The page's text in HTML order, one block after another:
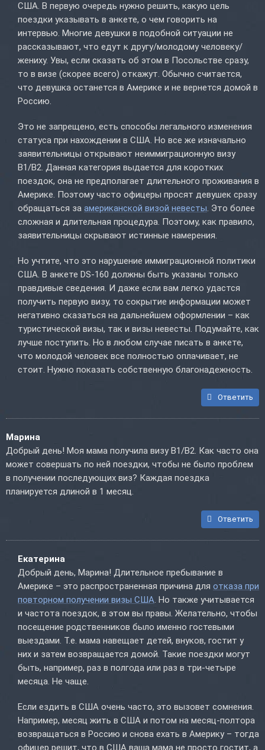
США. В первую очередь нужно решить, какую цель
поездки указывать в анкете, о чем говорить на
интервью. Многие девушки в подобной ситуации не
рассказывают, что едут к другу/молодому человеку/
жениху. Увы, если сказать об этом в Посольстве сразу,
то в визе (скорее всего) откажут. Обычно считается,
что девушка останется в Америке и не вернется домой в
Россию.
Это не запрещено, есть способы легального изменения
статуса при нахождении в США. Но все же изначально
заявительницы открывают неиммиграционную визу
B1/B2. Данная категория выдается для коротких
поездок, она не предполагает длительного проживания в
Америке. Поэтому часто офицеры просят девушек сразу
обращаться за американской визой невесты. Это более
сложная и длительная процедура. Поэтому, как правило,
заявительницы скрывают истинные намерения.
Но учтите, что это нарушение иммиграционной политики
США. В анкете DS-160 должны быть указаны только
правдивые сведения. И даже если вам легко удастся
получить первую визу, то сокрытие информации может
негативно сказаться на дальнейшем оформлении – как
туристической визы, так и визы невесты. Подумайте, как
лучше поступить. Но в любом случае писать в анкете,
что молодой человек все полностью оплачивает, не
стоит. Нужно показать собственную благонадежность.
Ответить
Марина
Добрый день! Моя мама получила визу B1/B2. Как часто она
может совершать по ней поездки, чтобы не было проблем
в получении последующих виз? Каждая поездка
планируется длиной в 1 месяц.
Ответить
Екатерина
Добрый день, Марина! Длительное пребывание в
Америке – это распространенная причина для отказа при
повторном получении визы США. Но также учитывается
и частота поездок, в этом вы правы. Желательно, чтобы
посещение родственников было именно гостевыми
выездами. Т.е. мама навещает детей, внуков, гостит у
них и затем возвращается домой. Такие поездки могут
быть, например, раз в полгода или раз в три-четыре
месяца. Не чаще.
Если ездить в США очень часто, это вызовет сомнения.
Например, месяц жить в США и потом на месяц-полтора
возвращаться в Россию и снова ехать в Америку – тогда